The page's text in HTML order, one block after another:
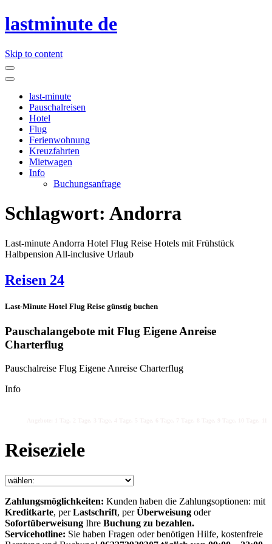
lastminute de
Skip to content
last-minute
Pauschalreisen
Hotel
Flug
Ferienwohnung
Kreuzfahrten
Mietwagen
Info
Buchungsanfrage
Schlagwort: Andorra
Last-minute Andorra Hotel Flug Reise Hotels mit Frühstück
Halbpension All-inclusive Urlaub
Reisen 24
Last-Minute Hotel Flug Reise günstig buchen
Pauschalangebote mit Flug Eigene Anreise
Charterflug
Pauschalreise Flug Eigene Anreise Charterflug
Info
Reiseziele
Zahlungsmöglichkeiten: Kunden haben die Zahlungsoptionen: mit
Kreditkarte, perLastschrift, perÜberweisung oder
Sofortüberweisung Ihre Buchung zu bezahlen.
Servicehotline: Sie haben Fragen oder benötigen Hilfe, kostenfreie